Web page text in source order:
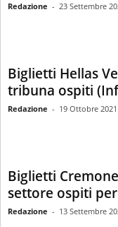
Redazione - 23 Settembre
Biglietti Hellas
tribuna ospiti
Redazione - 19 Ottobre 2021
Biglietti
settore ospiti
Redazione - 13 Settembre